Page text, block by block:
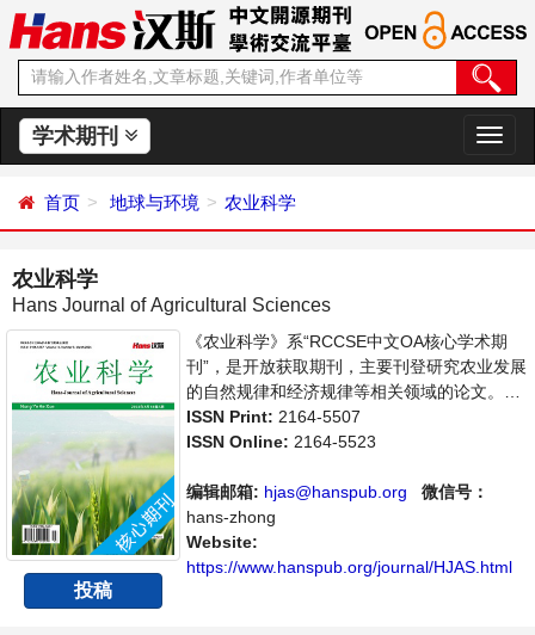
学术期刊
切
换
首页 地球与环境 农业科学
农业科学
Hans Journal of Agricultural Sciences
投稿
《农业科学》系“RCCSE中文OA核心学术期
刊”，是开放获取期刊，主要刊登研究农业发展
的自然规律和经济规律等相关领域的论文。本
刊集学术性、思想性为一体，支持思想创新、
学术创新，倡导科学并致力于学术繁荣，旨在
提供一个传播、分享和讨论农业科学问题与发
展的交流平台。
ISSN Print: 2164-5507
ISSN Online: 2164-5523
编辑邮箱: hjas@hanspub.org
微信号：
hans-zhong
Website:
https://www.hanspub.org/journal/HJAS.html